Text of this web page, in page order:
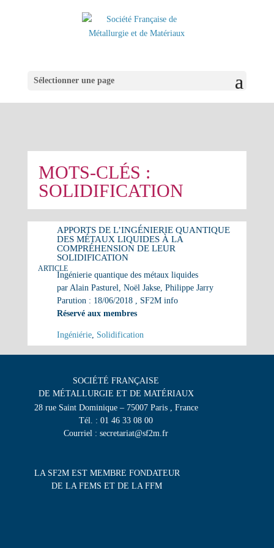
Sélectionner une page
MOTS-CLÉS :
SOLIDIFICATION
ARTICLE
APPORTS DE L’INGÉNIERIE QUANTIQUE
DES MÉTAUX LIQUIDES À LA
COMPRÉHENSION DE LEUR
SOLIDIFICATION
Ingénierie quantique des métaux liquides
par Alain Pasturel, Noël Jakse, Philippe Jarry
Parution : 18/06/2018 , SF2M info
Réservé aux membres
Ingéniérie, Solidification
SOCIÉTÉ FRANÇAISE
DE MÉTALLURGIE ET DE MATÉRIAUX
28 rue Saint Dominique – 75007 Paris , France
Tél. : 01 46 33 08 00
Courriel : secretariat@sf2m.fr
LA SF2M EST MEMBRE FONDATEUR
DE LA FEMS ET DE LA FFM